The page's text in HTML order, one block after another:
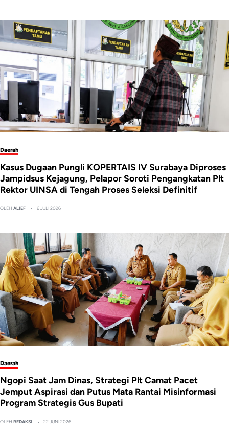
Daerah
Kasus Dugaan Pungli KOPERTAIS IV Surabaya Diproses
Jampidsus Kejagung, Pelapor Soroti Pengangkatan Plt
Rektor UINSA di Tengah Proses Seleksi Definitif
OLEHALIEF 6 JULI 2026
Daerah
Ngopi Saat Jam Dinas, Strategi Plt Camat Pacet
Jemput Aspirasi dan Putus Mata Rantai Misinformasi
Program Strategis Gus Bupati
OLEHREDAKSI 22 JUNI 2026